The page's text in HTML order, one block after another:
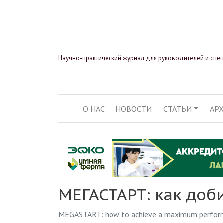
Научно-практический журнал для руководителей и
ОСНОВНАЯ
О НАС НОВОСТИ СТАТЬИ
МЕГАСТАРТ: как
MEGASTART: how to achieve a maximum